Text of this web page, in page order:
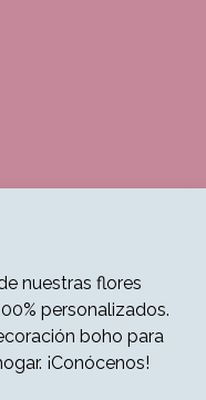
nuestras flores
personalizados.
boho para
¡Conócenos!